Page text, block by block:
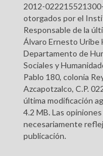
2012-
otorgados por el
Responsable de la
Álvaro Ernesto Uribe
Departamento de
Sociales y
Pablo 180, colonia
Azcapotzalco, C.P.
última modificación
4.2 MB. Las
necesariamente
publicación.